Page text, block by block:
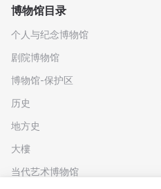
博物馆目录
个人与纪念博物馆
剧院博物馆
博物馆-保护区
历史
地方史
大樓
当代艺术博物馆